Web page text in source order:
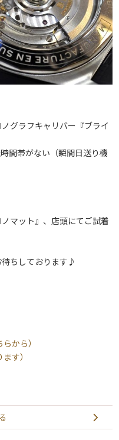
グラフキャリバー『ブライ
間帯がない（瞬間日送り機
マット』、店頭にてご試着
ちしております♪
から）
す）